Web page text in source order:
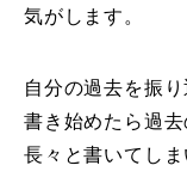
気がします。
自分の過去を振
書き始めたら過
長々と書いてしま